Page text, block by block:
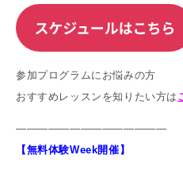
参加プログラムにお悩みの方
おすすめレッスンを知りたい方は
——————————————
【無料体験Week開催】